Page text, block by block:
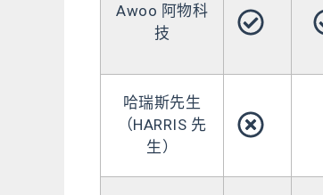
Awoo 阿物科
技
哈瑞斯先生
（HARRIS 先
生）